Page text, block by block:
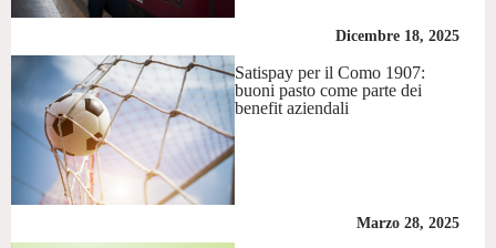
Dicembre 18, 2025
Satispay per il Como 1907:
buoni pasto come parte dei
benefit aziendali
Marzo 28, 2025